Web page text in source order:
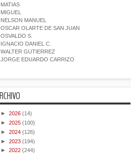
MATIAS
MIGUEL
NELSON MANUEL
OSCAR OLARTE DE SAN JUAN
OSVALDO S.
IGNACIO DANIEL C.
WALTER GUTIERREZ
JORGE EDUARDO CARRIZO
► 2026 (14)
► 2025 (100)
► 2024 (126)
► 2023 (194)
► 2022 (244)